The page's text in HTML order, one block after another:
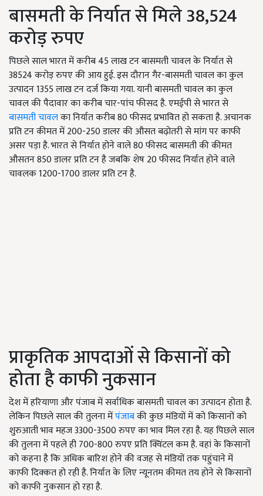
बासमती के निर्यात से मिले 38,524
करोड़ रुपए
पिछले साल भारत में करीब 45 लाख टन बासमती चावल के निर्यात से
38524 करोड़ रुपए की आय हुई. इस दौरान गैर-बासमती चावल का कुल
उत्पादन 1355 लाख टन दर्ज किया गया. यानी बासमती चावल का कुल
चावल की पैदावार का करीब चार-पांच फीसद है. एमईपी से भारत से
बासमती चावलका निर्यात करीब 80 फीसद प्रभावित हो सकता है. अचानक
प्रति टन कीमत में 200-250 डालर की औसत बढ़ोतरी से मांग पर काफी
असर पड़ा है. भारत से निर्यात होने वाले 80 फीसद बासमती की कीमत
औसतन 850 डालर प्रति टन है जबकि शेष 20 फीसद निर्यात होने वाले
चावलक 1200-1700 डालर प्रति टन है.
प्राकृतिक आपदाओं से किसानों को
होता है काफी नुकसान
देश में हरियाणा और पंजाब में सर्वाधिक बासमती चावल का उत्पादन होता है.
लेकिन पिछले साल की तुलना मेंपंजाबकी कुछ मंडियों में को किसानों को
शुरुआती भाव महज 3300-3500 रुपए का भाव मिल रहा है. यह पिछले साल
की तुलना में पहले ही 700-800 रुपए प्रति क्विंटल कम है. वहां के किसानों
को कहना है कि अधिक बारिश होने की वजह से मंडियों तक पहुंचाने में
काफी दिक्कत हो रही है. निर्यात के लिए न्यूनतम कीमत तय होने से किसानों
को काफी नुकसान हो रहा है.